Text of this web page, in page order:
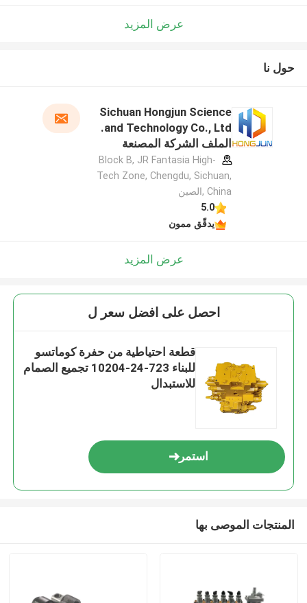
عرض المزيد
حول نا
Sichuan Hongjun Science
and Technology Co., Ltd.
الملف الشركة المصنعة
Block B, JR Fantasia High-
Tech Zone, Chengdu, Sichuan,
China ,الصين
5.0
يدقّق ممون
عرض المزيد
احصل على افضل سعر ل
قطعة احتياطية من حفرة كوماتسو
للبناء 723-24-10204 تجميع الصمام
للاستبدال
استمر
المنتجات الموصى بها